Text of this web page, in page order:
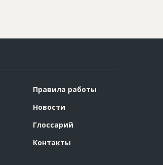
Правила работы
Новости
Глоссарий
Контакты